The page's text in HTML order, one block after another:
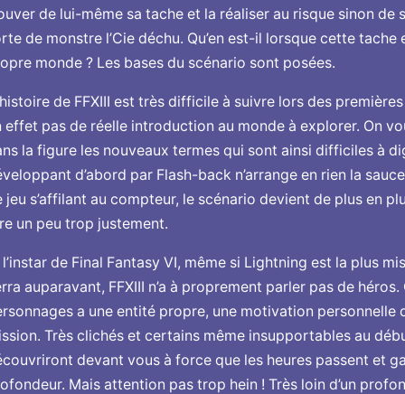
de lui-même sa tache et la réaliser au risque sinon de
de monstre l’Cie déchu. Qu’en est-il lorsque cette
monde ? Les bases du scénario sont posées.
de FFXIII est très difficile à suivre lors des premières
effet pas de réelle introduction au monde à explorer. On
la figure les nouveaux termes qui sont ainsi difficiles à
d’abord par Flash-back n’arrange en rien la
jeu s’affilant au compteur, le scénario devient de plus en
un peu trop justement.
de Final Fantasy VI, même si Lightning est la plus
auparavant, FFXIII n’a à proprement parler pas de
a une entité propre, une motivation personnelle
Très clichés et certains même insupportables au
devant vous à force que les heures passent et
Mais attention pas trop hein ! Très loin d’un